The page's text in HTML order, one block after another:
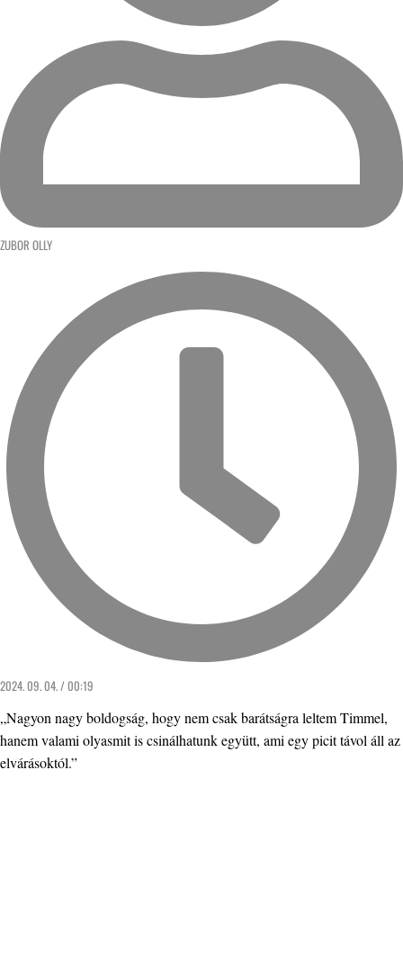
ZUBOR OLLY
2024. 09. 04. / 00:19
„Nagyon nagy boldogság, hogy nem csak barátságra leltem Timmel,
hanem valami olyasmit is csinálhatunk együtt, ami egy picit távol áll az
elvárásoktól.”